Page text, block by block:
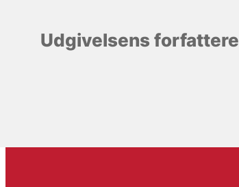
Udgivelsens forfattere